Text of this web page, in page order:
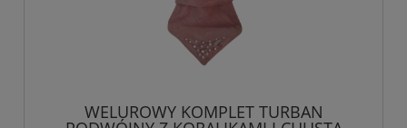
WELUROWY KOMPLET TURBAN